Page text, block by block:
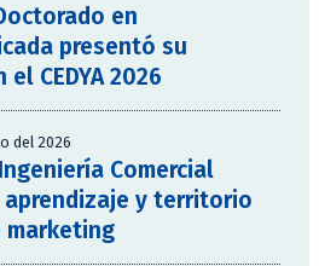
en
presentó su
CEDYA 2026
del 2026
Comercial
aprendizaje y territorio
marketing